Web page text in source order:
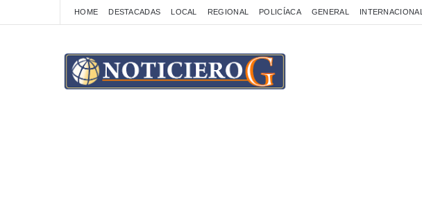
HOME DESTACADAS LOCAL REGIONAL POLICÍACA GENERAL INTERNACIONAL